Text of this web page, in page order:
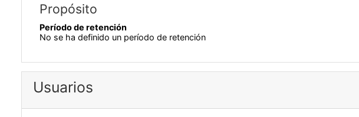
Propósito
Período de retención
No se ha definido un período de retención
Usuarios